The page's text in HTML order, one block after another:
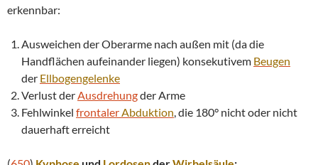
erkennbar:
Ausweichen der Oberarme nach außen mit (da die
Handflächen aufeinander liegen) konsekutivem Beugen
der Ellbogengelenke
Verlust derAusdrehungder Arme
Fehlwinkel frontalerAbduktion, die 180° nicht oder nicht
dauerhaft erreicht